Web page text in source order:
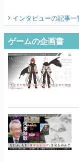
インタビューの記事一
ゲームの企画書